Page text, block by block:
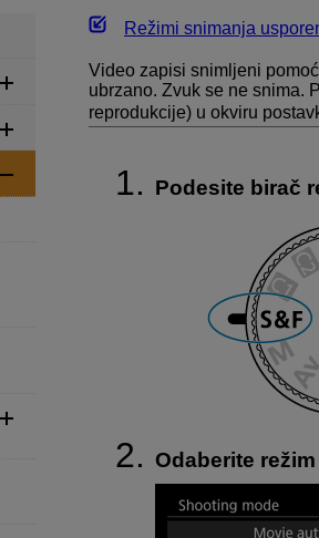
Režimi snimanja
Video zapisi snimljeni
ubrzano. Zvuk se ne snima.
reprodukcije) u okviru
Podesite birač
Odaberite